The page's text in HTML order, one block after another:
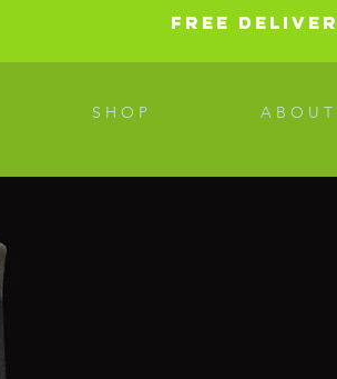
FREE
S H O P A B O U T